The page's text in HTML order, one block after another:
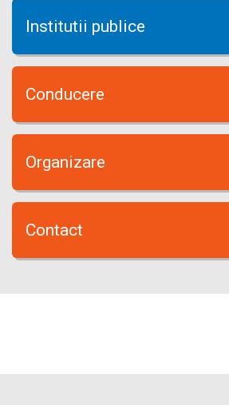
Institutii publice
Conducere
Organizare
Contact